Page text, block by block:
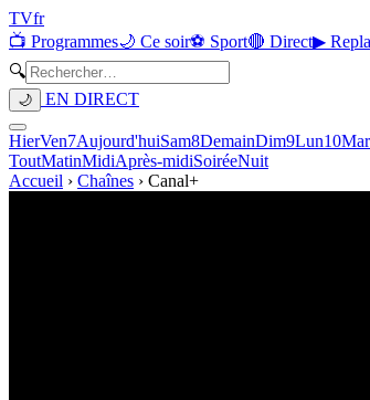
TVfr
📺 Programmes🌙 Ce soir⚽ Sport🔴 Direct▶
🔍
🌙 EN DIRECT
HierVen7Aujourd'huiSam8DemainDim9Lun10Mar
ToutMatinMidiAprès-midiSoiréeNuit
Accueil › Chaînes › Canal+